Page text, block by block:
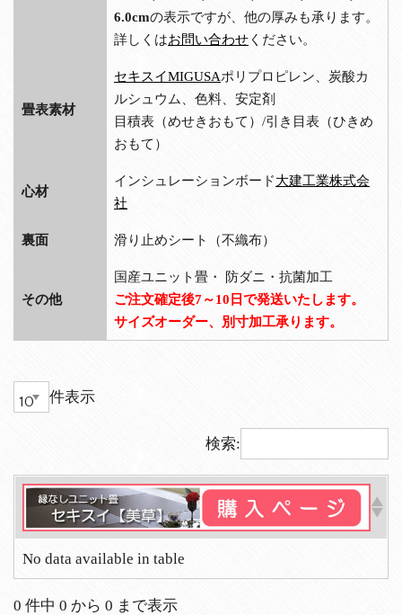
6.0cmの表示ですが、他の厚みも承ります。
詳しくはお問い合わせ ください。
畳表素材
セキスイMIGUSAポリプロピレン、炭酸カ
ルシュウム、色料、安定剤
目積表（めせきおもて）/引き目表（ひきめ
おもて）
心材
インシュレーションボード大建工業株式会
社
裏面 滑り止めシート（不織布）
その他
国産ユニット畳・ 防ダニ・抗菌加工
ご注文確定後7～10日で発送いたします。
サイズオーダー、別寸加工承ります。
件表示
検索:
No data available in table
0 件中 0 から 0 まで表示